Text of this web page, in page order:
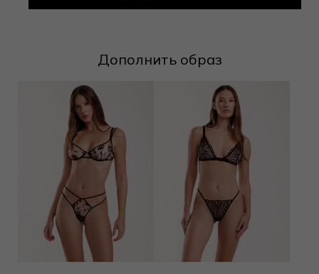
Дополнить образ